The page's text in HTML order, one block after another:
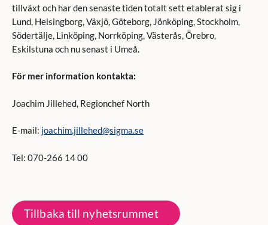
tillväxt och har den senaste tiden totalt sett etablerat sig i
Lund, Helsingborg, Växjö, Göteborg, Jönköping, Stockholm,
Södertälje, Linköping, Norrköping, Västerås, Örebro,
Eskilstuna och nu senast i Umeå.
För mer information kontakta:
Joachim Jillehed, Regionchef North
E-mail: joachim.jillehed@sigma.se
Tel: 070-266 14 00
Tillbaka till nyhetsrummet